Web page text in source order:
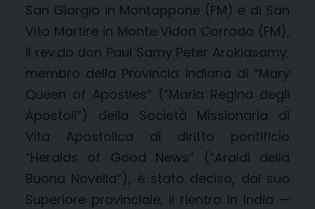
San Giorgio in Montappone (FM) e di San
Vito Martire in Monte Vidon Corrado (FM),
il rev.do don Paul Samy Peter Arokiasamy,
membro della Provincia indiana di “Mary
Queen of Apostles” (“Maria Regina degli
Apostoli”) della Società Missionaria di
Vita Apostolica di diritto pontificio
“Heralds of Good News” (“Araldi della
Buona Novella”), è stato deciso, dal suo
Superiore provinciale, il rientro in India —